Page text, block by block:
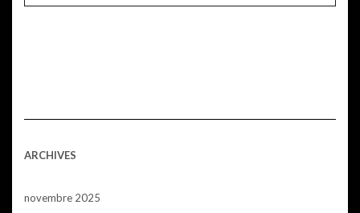
ARCHIVES
novembre 2025